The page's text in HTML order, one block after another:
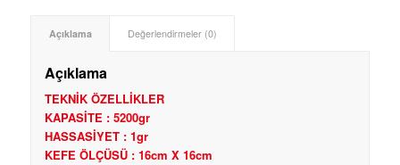
Açıklama Değerlendirmeler (0)
Açıklama
TEKNİK ÖZELLİKLER
KAPASİTE : 5200gr
HASSASİYET : 1gr
KEFE ÖLÇÜSÜ : 16cm X 16cm